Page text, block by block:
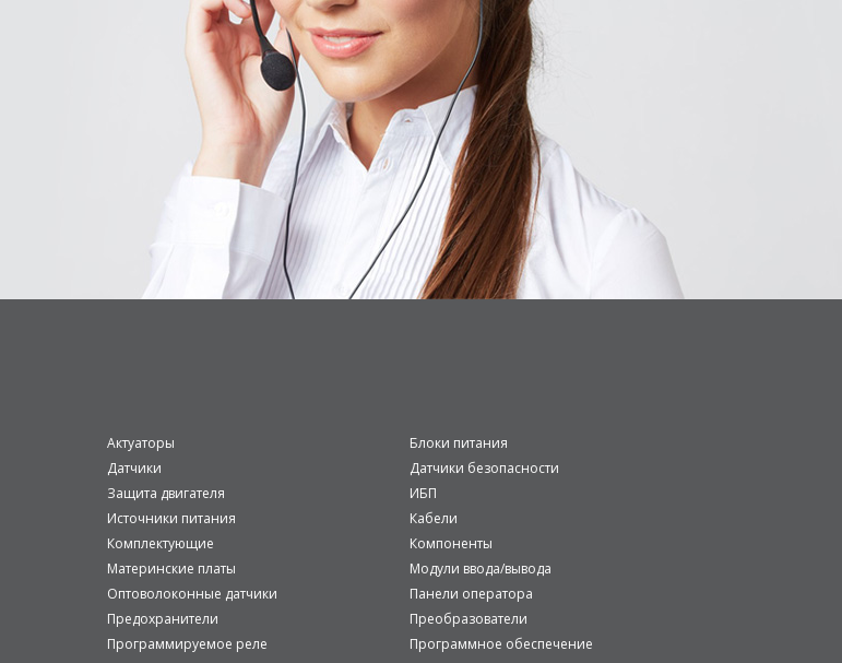
Актуаторы
Блоки питания
Датчики
Датчики безопасности
Защита двигателя
ИБП
Источники питания
Кабели
Комплектующие
Компоненты
Материнские платы
Модули ввода/вывода
Оптоволоконные датчики
Панели оператора
Предохранители
Преобразователи
Программируемое реле
Программное обеспечение